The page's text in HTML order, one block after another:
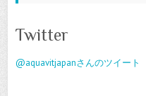
Twitter
@aquavitjapanさんのツイート